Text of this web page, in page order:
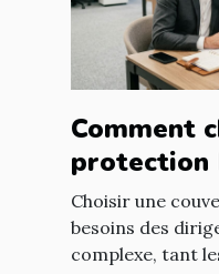
Comment
protection
Intégrale
dirigeants
Choisir une
besoins des
complexe, tant